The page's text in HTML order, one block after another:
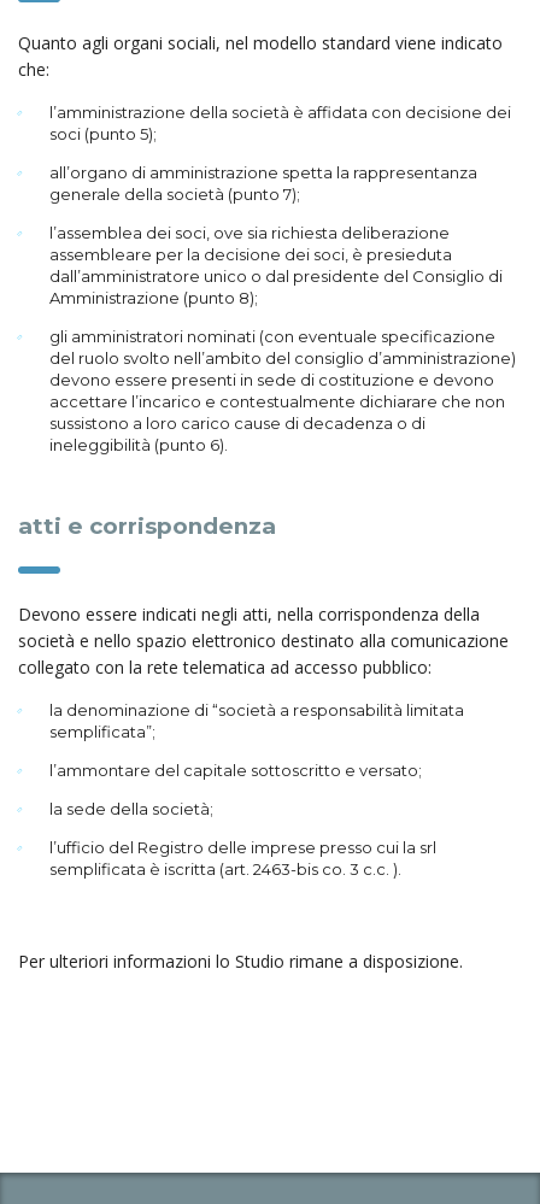
Quanto agli organi sociali, nel modello standard viene indicato
che:
l’amministrazione della società è affidata con decisione dei
soci (punto 5);
all’organo di amministrazione spetta la rappresentanza
generale della società (punto 7);
l’assemblea dei soci, ove sia richiesta deliberazione
assembleare per la decisione dei soci, è presieduta
dall’amministratore unico o dal presidente del Consiglio di
Amministrazione (punto 8);
gli amministratori nominati (con eventuale specificazione
del ruolo svolto nell’ambito del consiglio d’amministrazione)
devono essere presenti in sede di costituzione e devono
accettare l’incarico e contestualmente dichiarare che non
sussistono a loro carico cause di decadenza o di
ineleggibilità (punto 6).
atti e corrispondenza
Devono essere indicati negli atti, nella corrispondenza della
società e nello spazio elettronico destinato alla comunicazione
collegato con la rete telematica ad accesso pubblico:
la denominazione di “società a responsabilità limitata
semplificata”;
l’ammontare del capitale sottoscritto e versato;
la sede della società;
l’ufficio del Registro delle imprese presso cui la srl
semplificata è iscritta (art. 2463-bis co. 3 c.c. ).
Per ulteriori informazioni lo Studio rimane a disposizione.